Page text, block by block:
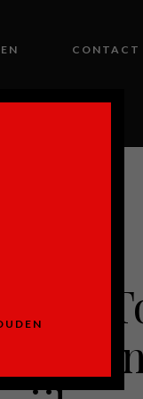
CONTACT